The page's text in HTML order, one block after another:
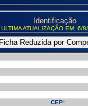
Identificação
ULTIMA ATUALIZAÇÃO EM:
CEP: